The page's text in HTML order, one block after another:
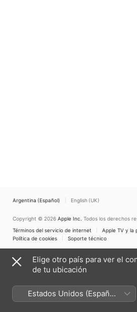
Argentina (Español) English (UK)
Copyright © 2026 Apple Inc. Todos los derechos
Términos del servicio de internet
Apple TV y la
Política de cookies
Soporte técnico
Elige otro país para ver el
de tu ubicación
Estados Unidos (Español
México)